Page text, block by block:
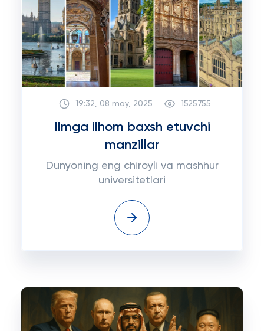
19:32, 08 may, 2025 1525755
Ilmga ilhom baxsh etuvchi
manzillar
Dunyoning eng chiroyli va mashhur
universitetlari